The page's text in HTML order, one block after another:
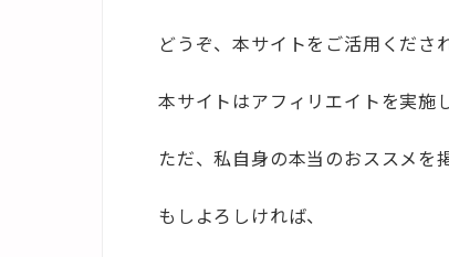
どうぞ、本サイトをご活用くださ
本サイトはアフィリエイトを実施
ただ、私自身の本当のおススメを
もしよろしければ、